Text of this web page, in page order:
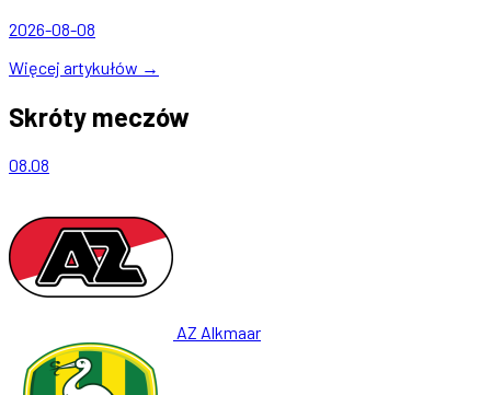
2026-08-08
Więcej artykułów →
Skróty meczów
08.08
AZ Alkmaar